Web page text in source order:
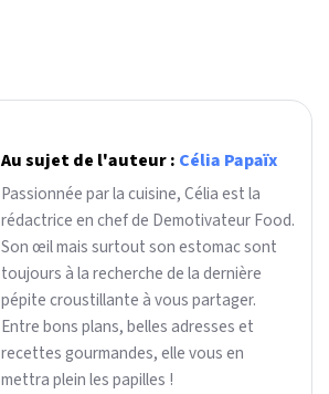
Au sujet de l'auteur : Célia Papaïx
Passionnée par la cuisine, Célia est la
rédactrice en chef de Demotivateur Food.
Son œil mais surtout son estomac sont
toujours à la recherche de la dernière
pépite croustillante à vous partager.
Entre bons plans, belles adresses et
recettes gourmandes, elle vous en
mettra plein les papilles !